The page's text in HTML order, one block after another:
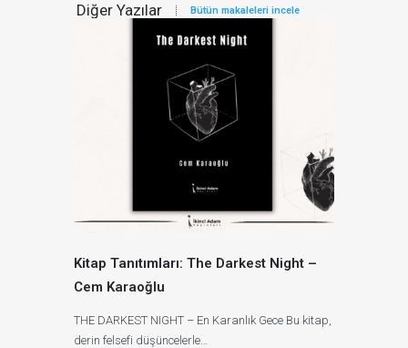
Diğer Yazılar Bütün makaleleri incele
Kitap Tanıtımları: The Darkest Night –
Cem Karaoğlu
THE DARKEST NIGHT – En Karanlık Gece Bu kitap,
derin felsefi düşüncelerle…